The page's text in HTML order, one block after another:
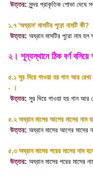
উত্তর: সুন্দর প্রাকৃতিক শোভা দেখে
১.৭ 'অঘ্রান' মাসটির পুরো নামটি কী?
উত্তর: অঘ্রান মাসটির পুরো নাম হল
২। শূন্যস্থানে ঠিক বর্ণ বসিয়ে
৫.১ সুর দিয়ে গাওয়া হয় গান আর
- ।
উত্তর: সুর দিয়ে গাওয়া হয় গান আর
৫.২ অঘ্রান মাসের আগের মাসের
উত্তর: অঘ্রান মাসের আগের মাসের
৫.৩ অঘ্রান মাসের পরের মাসের
উত্তর: অঘ্রান মাসের পরের মাসের